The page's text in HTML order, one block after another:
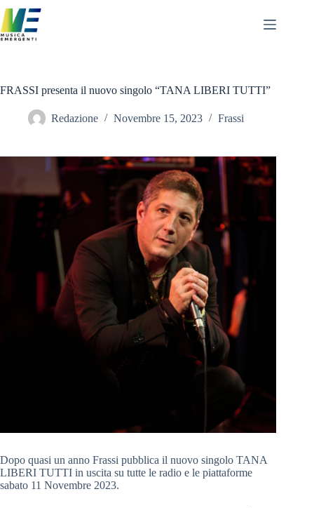
al
contenuto
FRASSI presenta il nuovo singolo “TANA LIBERI TUTTI”
Redazione Novembre 15, 2023 Frassi
Dopo quasi un anno Frassi pubblica il nuovo singolo TANA
LIBERI TUTTI in uscita su tutte le radio e le piattaforme
sabato 11 Novembre 2023.